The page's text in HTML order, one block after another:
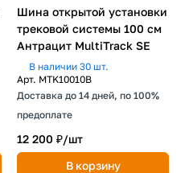
Шина открытой установки
трековой системы 100 см
Антрацит MultiTrack SE
В наличии 30 шт.
Арт. MTK10010B
Доставка до 14 дней, по 100%
предоплате
12 200 ₽/шт
В корзину